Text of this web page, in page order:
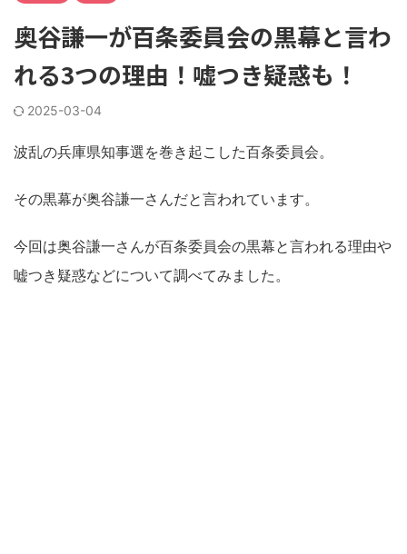
奥谷謙一が百条委員会の黒幕と言わ
れる3つの理由！嘘つき疑惑も！
2025-03-04
波乱の兵庫県知事選を巻き起こした百条委員会。
その黒幕が奥谷謙一さんだと言われています。
今回は奥谷謙一さんが百条委員会の黒幕と言われる理由や
嘘つき疑惑などについて調べてみました。